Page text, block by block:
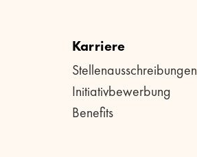
Karriere
Stellenausschreibungen
Initiativbewerbung
Benefits